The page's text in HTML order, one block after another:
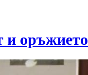
и оръжието